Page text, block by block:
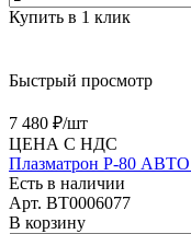
Купить в 1 клик
Быстрый просмотр
7 480 ₽/шт
ЦЕНА С НДС
Плазматрон Р-80 АВТО
Есть в наличии
Арт. BT0006077
В корзину